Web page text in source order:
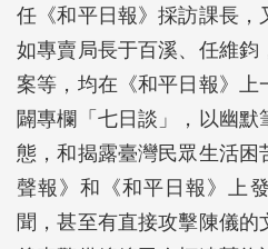
任《和平日報》採訪課長，
如專賣局長于百溪、任維
案等，均在《和平日報》上
闢專欄「七日談」，以幽
態，和揭露臺灣民眾生活困
聲報》和《和平日報》上
聞，甚至有直接攻擊陳儀的